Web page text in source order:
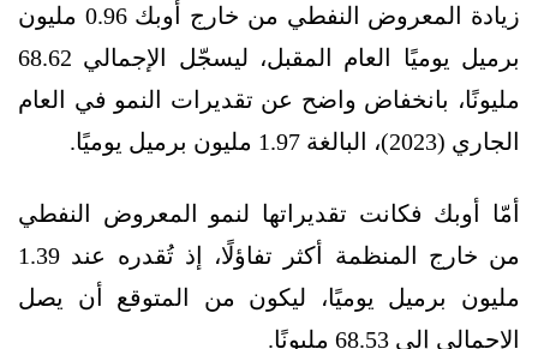
زيادة المعروض النفطي من خارج أوبك 0.96 مليون
برميل يوميًا العام المقبل، ليسجّل الإجمالي 68.62
مليونًا، بانخفاض واضح عن تقديرات النمو في العام
الجاري (2023)، البالغة 1.97 مليون برميل يوميًا.
أمّا أوبك فكانت تقديراتها لنمو المعروض النفطي
من خارج المنظمة أكثر تفاؤلًا، إذ تُقدره عند 1.39
مليون برميل يوميًا، ليكون من المتوقع أن يصل
الإجمالي إلى 68.53 مليونًا.